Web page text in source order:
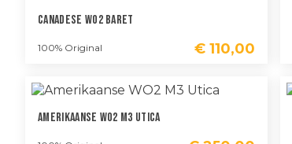
Canadese WO2 Baret
100% Original € 110,00
Amerikaanse WO2 M3 Utica